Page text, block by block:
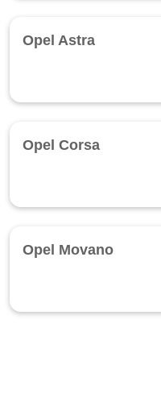
Opel Astra
Opel Corsa
Opel Movano